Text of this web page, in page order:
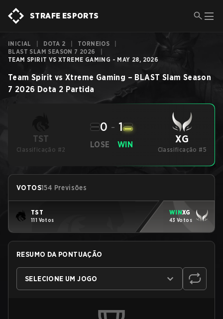
STRAFE ESPORTS
INICIAL DOTA 2 TORNEIOS
BLAST SLAM SEASON 7 2026
TEAM SPIRIT VS XTREME GAMING - MAY 28, 2026
Team Spirit vs Xtreme Gaming – BLAST Slam Season
7 2026 Dota 2 Partida
TST
Classificação #2
LOSE
0 - 1
WIN XG
Classificação #5
VOTOS154 Previsões
TST
111 Votos
WINXG
43 Votos
RESUMO DA PONTUAÇÃO
SELECIONE UM JOGO